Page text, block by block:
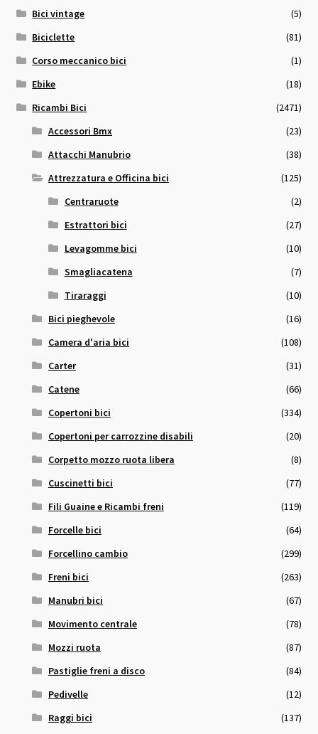
Bici vintage
(5)
Biciclette
(81)
Corso meccanico bici
(1)
Ebike
(18)
Ricambi Bici
(2471)
Accessori Bmx
(23)
Attacchi Manubrio
(38)
Attrezzatura e Officina bici
(125)
Centraruote
(2)
Estrattori bici
(27)
Levagomme bici
(10)
Smagliacatena
(7)
Tiraraggi
(10)
Bici pieghevole
(16)
Camera d'aria bici
(108)
Carter
(31)
Catene
(66)
Copertoni bici
(334)
Copertoni per carrozzine disabili
(20)
Corpetto mozzo ruota libera
(8)
Cuscinetti bici
(77)
Fili Guaine e Ricambi freni
(119)
Forcelle bici
(64)
Forcellino cambio
(299)
Freni bici
(263)
Manubri bici
(67)
Movimento centrale
(78)
Mozzi ruota
(87)
Pastiglie freni a disco
(84)
Pedivelle
(12)
Raggi bici
(137)